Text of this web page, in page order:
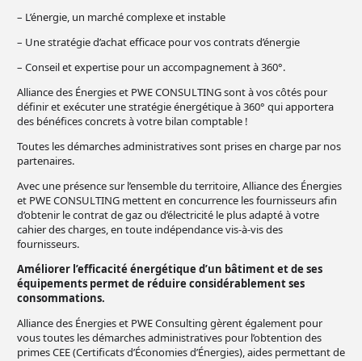
– L’énergie, un marché complexe et instable
– Une stratégie d’achat efficace pour vos contrats d’énergie
– Conseil et expertise pour un accompagnement à 360°.
Alliance des Énergies et PWE CONSULTING sont à vos côtés pour
définir et exécuter une stratégie énergétique à 360° qui apportera
des bénéfices concrets à votre bilan comptable !
Toutes les démarches administratives sont prises en charge par nos
partenaires.
Avec une présence sur l’ensemble du territoire, Alliance des Énergies
et PWE CONSULTING mettent en concurrence les fournisseurs afin
d’obtenir le contrat de gaz ou d’électricité le plus adapté à votre
cahier des charges, en toute indépendance vis-à-vis des
fournisseurs.
Améliorer l’efficacité énergétique d’un bâtiment et de ses
équipements permet de réduire considérablement ses
consommations.
Alliance des Énergies et PWE Consulting gèrent également pour
vous toutes les démarches administratives pour l’obtention des
primes CEE (Certificats d’Économies d’Énergies), aides permettant de